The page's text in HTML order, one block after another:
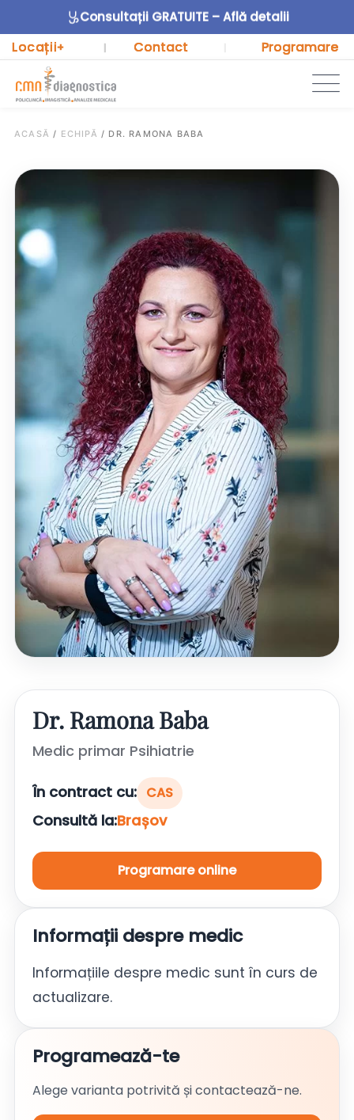
Consultații GRATUITE – Află detalii
Locații+ | Contact Programare
ACASĂ / ECHIPĂ / DR. RAMONA BABA
Dr. Ramona Baba
Medic primar Psihiatrie
În contract cu: CAS
Consultă la:Brașov
Programare online
Informații despre medic
Informațiile despre medic sunt în curs de
actualizare.
Programează-te
Alege varianta potrivită și contactează-ne.